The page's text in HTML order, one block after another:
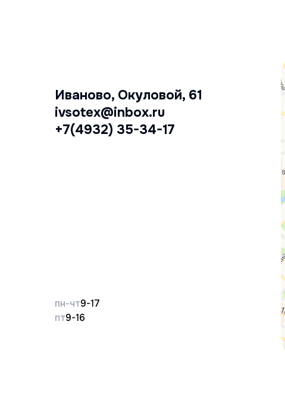
Иваново, Окуловой, 61
ivsotex@inbox.ru
+7(4932) 35-34-17
пн-чт9-17
пт9-16